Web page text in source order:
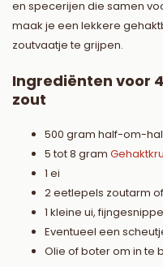
en specerijen die samen
maak je een lekkere
zoutvaatje te grijpen.
Ingrediënten voor
zout
500 gram half-om-
5 tot 8 gram
1 ei
2 eetlepels zoutarm
1 kleine ui,
Eventueel een
Olie of boter om in te